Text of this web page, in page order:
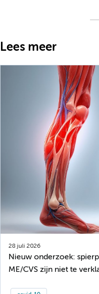
Lees meer
28 juli 2026
Nieuw onderzoek:
ME/CVS zijn niet te